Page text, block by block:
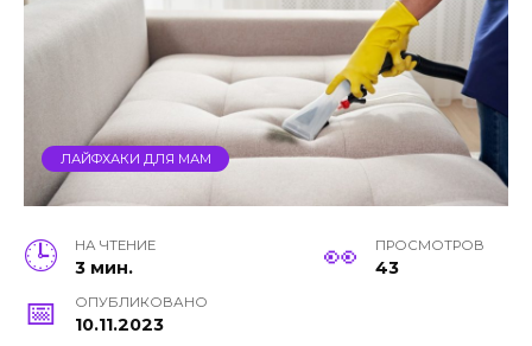
ЛАЙФХАКИ ДЛЯ МАМ
НА ЧТЕНИЕ
3 мин.
ПРОСМОТРОВ
43
ОПУБЛИКОВАНО
10.11.2023